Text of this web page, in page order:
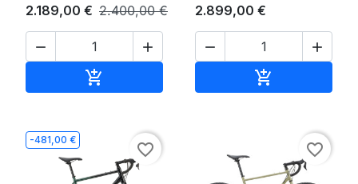
2.189,00 € 2.400,00 €
 

2.899,00 €
 

-481,00 €
favorite_border favorite_border